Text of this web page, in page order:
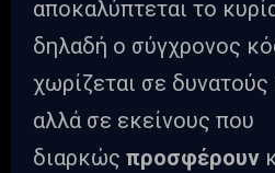
αποκαλύπτεται το
δηλαδή ο σύγχρονος
χωρίζεται σε
αλλά σε εκείνους που
διαρκώς προσφέρουν